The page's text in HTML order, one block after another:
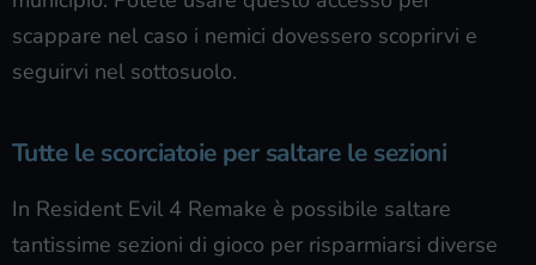
scappare nel caso i nemici dovessero scoprirvi e
seguirvi nel sottosuolo.
Tutte le scorciatoie per saltare le sezioni
In Resident Evil 4 Remake è possibile saltare
tantissime sezioni di gioco per risparmiarsi diverse